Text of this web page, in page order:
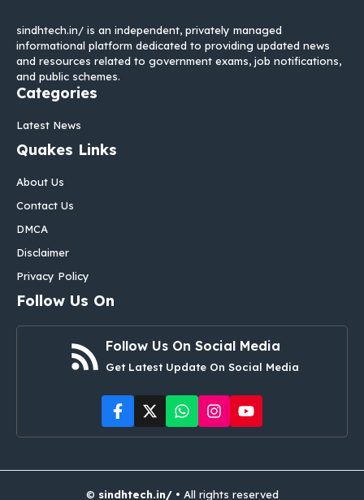
sindhtech.in/ is an independent, privately managed
informational platform dedicated to providing updated news
and resources related to government exams, job notifications,
and public schemes.
Categories
Latest News
Quakes Links
About Us
Contact Us
DMCA
Disclaimer
Privacy Policy
Follow Us On
Follow Us On Social Media
Get Latest Update On Social Media
© sindhtech.in/• All rights reserved